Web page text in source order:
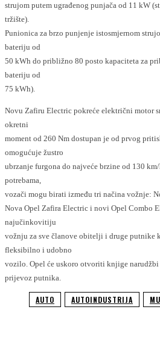
strujom putem ugrađenog punjača od 11 kW
tržište).
Punionica za brzo punjenje istosmjernom
bateriju od
50 kWh do približno 80 posto kapaciteta za
bateriju od
75 kWh).
Novu Zafiru Electric pokreće električni motor
okretni
moment od 260 Nm dostupan je od prvog
omogućuje žustro
ubrzanje furgona do najveće brzine od 130
potrebama,
vozači mogu birati između tri načina vožnje:
Nova Opel Zafira Electric i novi Opel Combo
najučinkovitiju
vožnju za sve članove obitelji i druge putnike
fleksibilno i udobno
vozilo. Opel će uskoro otvoriti knjige
prijevoz putnika.
AUTO AUTOINDUSTRIJA